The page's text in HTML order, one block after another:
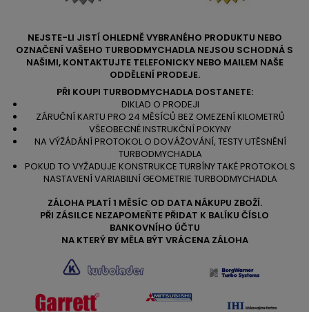
NEJSTE-LI JISTÍ OHLEDNĚ VYBRANÉHO PRODUKTU NEBO
OZNAČENÍ VAŠEHO TURBODMYCHADLA NEJSOU SCHODNÁ S
NAŠIMI, KONTAKTUJTE TELEFONICKY NEBO MAILEM NAŠE
ODDĚLENÍ PRODEJE.
PŘI KOUPI TURBODMYCHADLA DOSTANETE:
DIKLAD O PRODEJI
ZÁRUČNÍ KARTU PRO 24 MĚSÍCŮ BEZ OMEZENÍ KILOMETRŮ
VŠEOBECNÉ INSTRUKČNÍ POKYNY
NA VÝŽÁDÁNÍ PROTOKOL O DOVÁŽOVÁNÍ, TESTY UTĚSNĚNÍ
TURBODMYCHADLA
POKUD TO VYŽADUJE KONSTRUKCE TURBÍNY TAKÉ PROTOKOL S
NASTAVENÍ VARIABILNÍ GEOMETRIE TURBODMYCHADLA
ZÁLOHA PLATÍ 1 MĚSÍC OD DATA NÁKUPU ZBOŽÍ.
PŘI ZÁSILCE NEZAPOMEŇTE PŘIDAT K BALÍKU ČÍSLO
BANKOVNÍHO ÚČTU
NA KTERÝ BY MĚLA BÝT VRÁCENA ZÁLOHA